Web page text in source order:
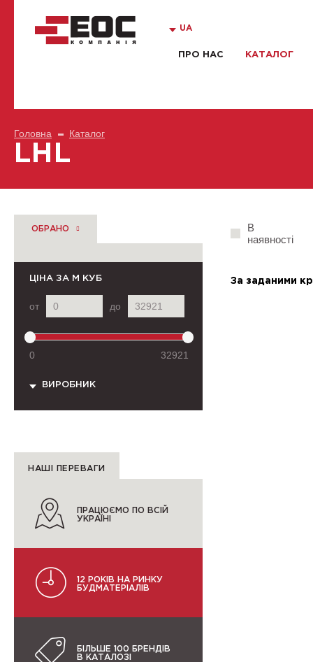
UA
ПРО НАС КАТАЛОГ
Головна Каталог
LHL
ОБРАНО
ЦІНА ЗА М КУБ
от до
0 32921
ВИРОБНИК
НАШІ ПЕРЕВАГИ
ПРАЦЮЄМО ПО ВСІЙ
УКРАЇНІ
12 РОКІВ НА РИНКУ
БУДМАТЕРІАЛІВ
БІЛЬШЕ 100 БРЕНДІВ
В КАТАЛОЗІ
В
наявності
За заданими